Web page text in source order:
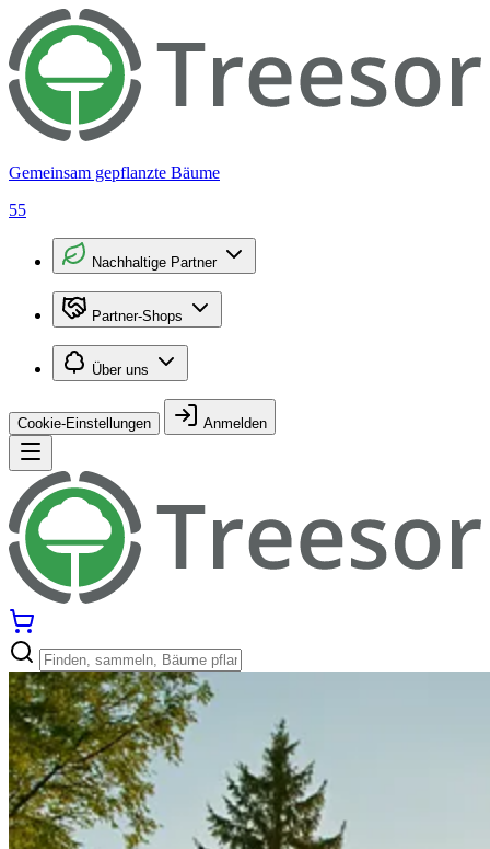
Gemeinsam gepflanzte Bäume
55
Nachhaltige Partner
Partner-Shops
Über uns
Cookie-Einstellungen Anmelden